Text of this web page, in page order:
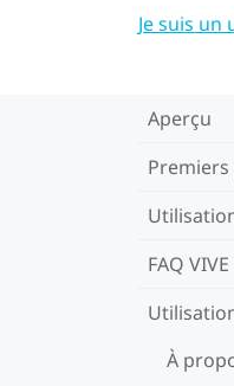
Je suis un
Aperçu
Premiers
FAQ
À